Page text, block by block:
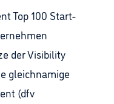
Top 100 Start-
der Visibility
gleichnamige
(dfv